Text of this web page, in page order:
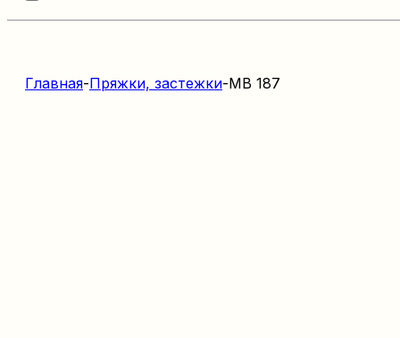
Главная-Пряжки, застежки-MB 187